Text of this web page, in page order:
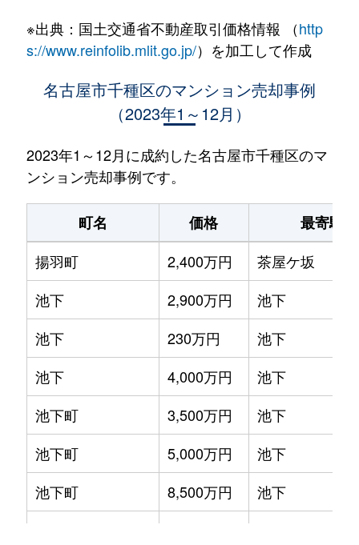
※出典：国土交通省不動産取引価格情報 （http
s://www.reinfolib.mlit.go.jp/）を加工して作成
名古屋市千種区のマンション売却事例
（2023年1～12月）
2023年1～12月に成約した名古屋市千種区のマ
ンション売却事例です。
町名 価格
最寄駅
揚羽町
2,400万円
茶屋ケ坂
池下
2,900万円
池下
池下
230万円
池下
池下
4,000万円
池下
池下町
3,500万円
池下
池下町
5,000万円
池下
池下町
8,500万円
池下